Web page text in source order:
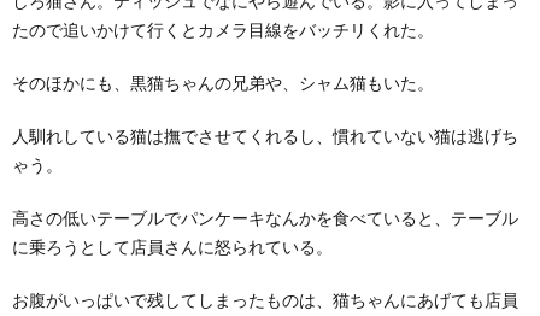
たので追いかけて行くとカメラ目線をバッチリくれた。
そのほかにも、黒猫ちゃんの兄弟や、シャム猫もいた。
人馴れしている猫は撫でさせてくれるし、慣れていない猫は逃げち
ゃう。
高さの低いテーブルでパンケーキなんかを食べていると、テーブル
に乗ろうとして店員さんに怒られている。
お腹がいっぱいで残してしまったものは、猫ちゃんにあげても店員